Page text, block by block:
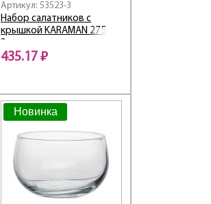
Артикул: 53523-3
Набор салатников с
крышкой KARAMAN 275 мл
435.17 ₽
Новинка